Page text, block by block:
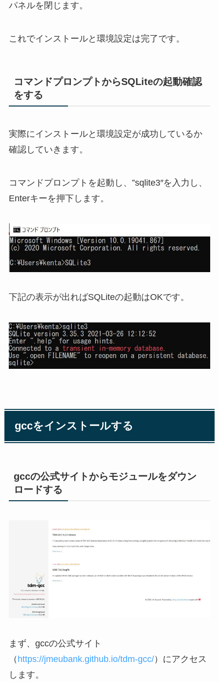
パネルを閉じます。
これでインストールと環境設定は完了です。
コマンドプロンプトからSQLiteの起動確認
をする
実際にインストールと環境設定が成功しているか
確認していきます。
コマンドプロンプトを起動し、”sqlite3″を入力し、
Enterキーを押下します。
下記の表示が出ればSQLiteの起動はOKです。
gccをインストールする
gccの公式サイトからモジュールをダウン
ロードする
まず、gccの公式サイト
（ https://jmeubank.github.io/tdm-gcc/）にアクセス
します。